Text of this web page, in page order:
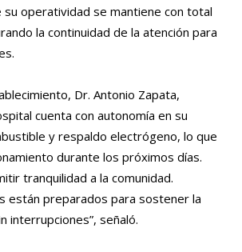
su operatividad se mantiene con total
la continuidad de la atención para
Dr. Antonio Zapata,
cuenta con autonomía en su
y respaldo electrógeno, lo que
durante los próximos días.
tranquilidad a la comunidad.
están preparados para sostener la
interrupciones”, señaló.